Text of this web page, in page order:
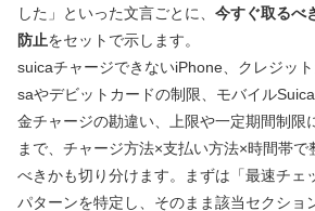
した」といった文言ごとに、 今すぐ取るべ
防止をセットで示します。
suicaチャージできないiPhone、クレジッ
saやデビットカードの制限、モバイル
金チャージの勘違い、上限や一定期間制限
まで、チャージ方法×支払い方法×時間帯で
べきかも切り分けます。まずは「最速チェ
パターンを特定し、そのまま該当セクショ